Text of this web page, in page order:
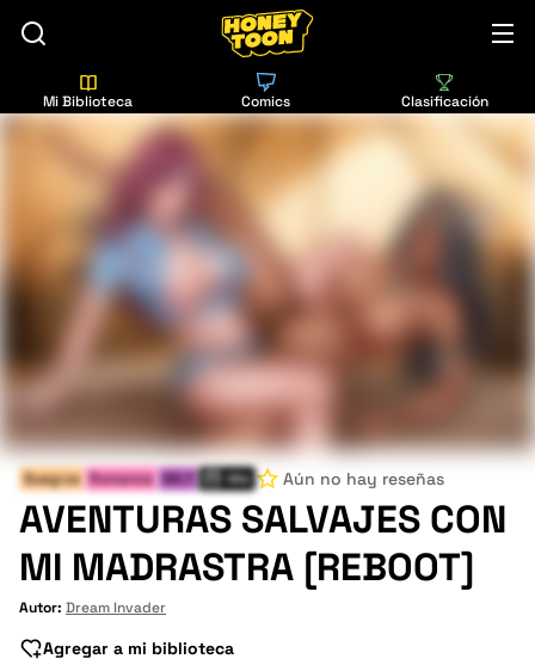
Mi Biblioteca Comics Clasificación
Suegros Romance MILF Mié Aún no hay reseñas
AVENTURAS SALVAJES CON
MI MADRASTRA [REBOOT]
Autor: Dream Invader
Agregar a mi biblioteca